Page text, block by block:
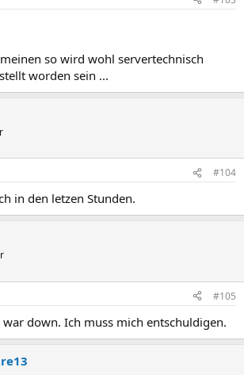
meinen so wird wohl servertechnisch
worden sein ...
#104
in den letzen Stunden.
#105
war down. Ich muss mich entschuldigen.